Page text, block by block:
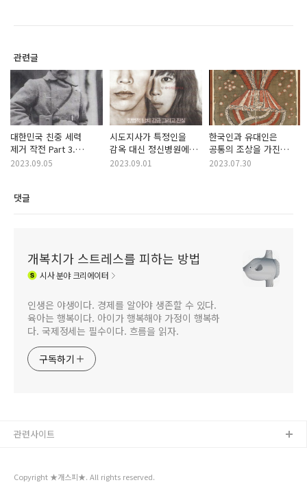
관련글
대한민국 친중 세력
제거 작전 Part 3.
근현대사 이슈화(feat.
2023.09.05
시도지사가 특정인을
감옥 대신 정신병원에
가둘 수 있는 법안이
2023.09.01
한국인과 유대인은
공통의 조상을 가진
민족인가?(feat.
2023.07.30
댓글
개복치가 스트레스를 피하는 방법
시사분야 크리에이터
인생은 야생이다. 경제를 알아야 생존할 수 있다.
육아는 행복이다. 아이가 행복해야 가정이 행복하
다. 국제정세는 필수이다. 흐름을 읽자.
구독하기
Copyright ★개스피★. All rights reserved.
관련사이트